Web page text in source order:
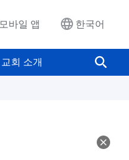
모바일 앱 한국어
교회 소개